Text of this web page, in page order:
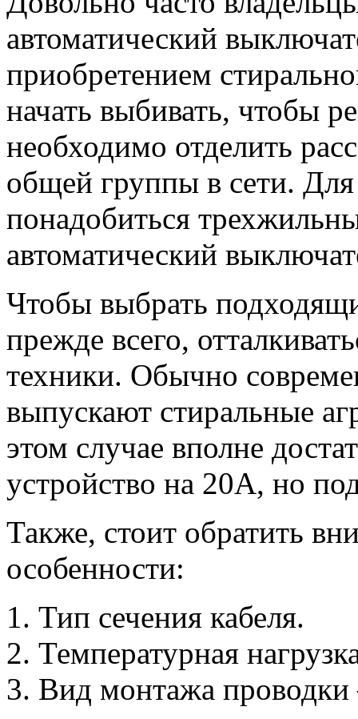
автоматический
приобретением
начать выбивать, чтобы
необходимо отделить
общей группы в сети.
понадобиться
автоматический
Чтобы выбрать
прежде всего,
техники. Обычно
выпускают стиральные
этом случае вполне
устройство на 20А, но
Также, стоит обратить
особенности:
Тип сечения кабеля.
Температурная
Вид монтажа проводки